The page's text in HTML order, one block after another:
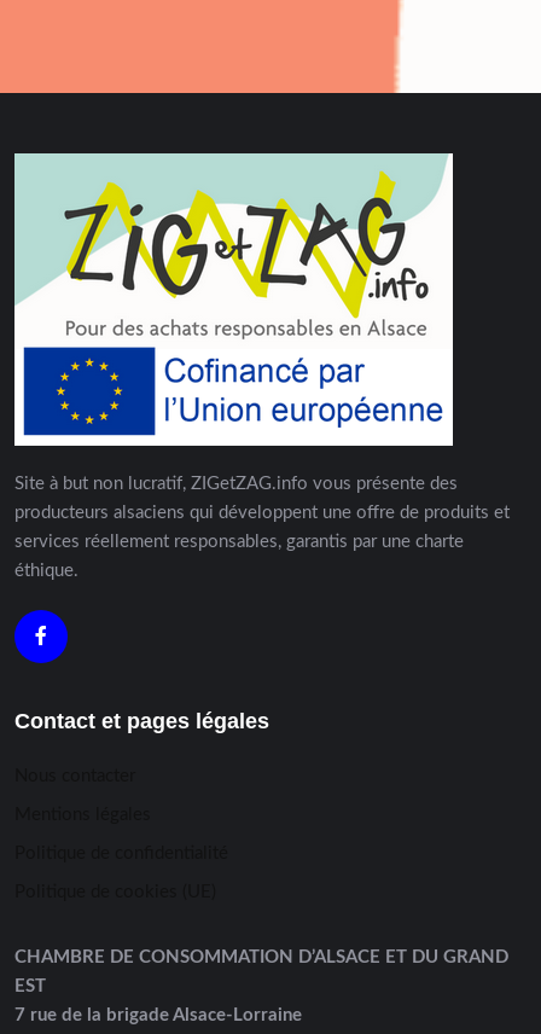
Site à but non lucratif, ZIGetZAG.info vous présente des
producteurs alsaciens qui développent une offre de produits et
services réellement responsables, garantis par une charte
éthique.
Contact et pages légales
CHAMBRE DE CONSOMMATION D’ALSACE ET DU GRAND
EST
7 rue de la brigade Alsace-Lorraine